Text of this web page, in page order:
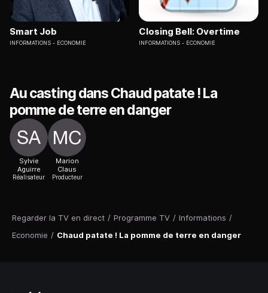
Regarder la TV en direct / Programme TV / Informations /
Economie / Chaud patate ! La pomme de terre en danger
Smart Job
INFORMATIONS ECONOMIE
Closing Bell: Overtime
INFORMATIONS ECONOMIE
Au casting dans Chaud patate ! La
pomme de terre en danger
Sylvie
Aguirre
Réalisateur
Marion
Claus
Producteur